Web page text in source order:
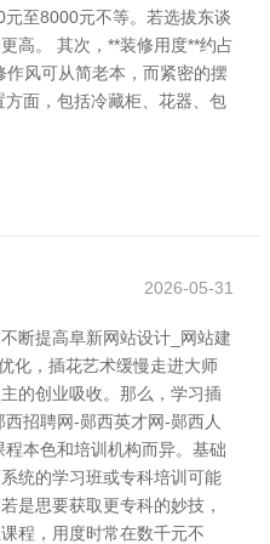
至8000元不等。若选拔东谈
高。 其次，**装修用度**约占
风可从简老本，而紧密的摆
面，包括冷藏柜、花器、包
2026-05-31
断提高阜新网站设计_网站建
化，插花艺术缓慢走进大师
的创业吸收。那么，学习插
招聘网-郧西英才网-郧西人
本色和培训机构而异。基础
统的学习班或专科培训可能
是思要获取更专科的妙技，
程，用度时常在数千元不